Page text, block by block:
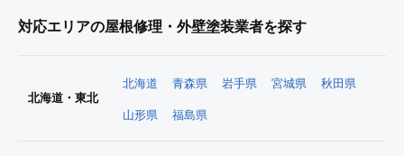
対応エリアの屋根修理・外壁塗装業者を探す
北海道・東北
北海道 青森県 岩手県 宮城県 秋田県
山形県 福島県